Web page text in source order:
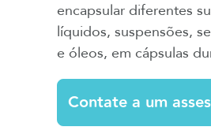
encapsular diferentes
líquidos, suspensões,
e óleos, em cápsulas
Contate a um